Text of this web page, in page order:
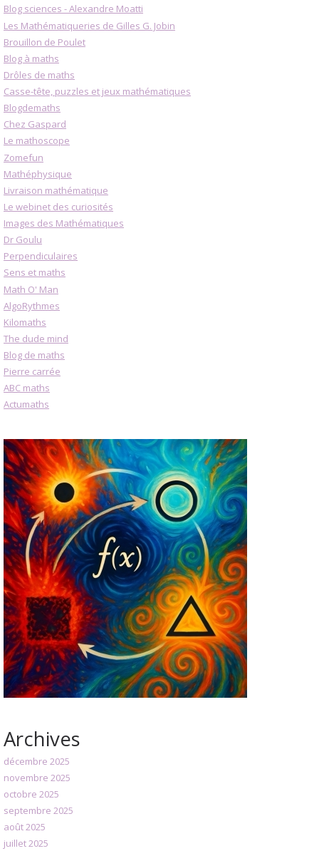
Blog sciences - Alexandre Moatti
Les Mathématiqueries de Gilles G. Jobin
Brouillon de Poulet
Blog à maths
Drôles de maths
Casse-tête, puzzles et jeux mathématiques
Blogdemaths
Chez Gaspard
Le mathoscope
Zomefun
Mathéphysique
Livraison mathématique
Le webinet des curiosités
Images des Mathématiques
Dr Goulu
Perpendiculaires
Sens et maths
Math O' Man
AlgoRythmes
Kilomaths
The dude mind
Blog de maths
Pierre carrée
ABC maths
Actumaths
Archives
décembre 2025
novembre 2025
octobre 2025
septembre 2025
août 2025
juillet 2025